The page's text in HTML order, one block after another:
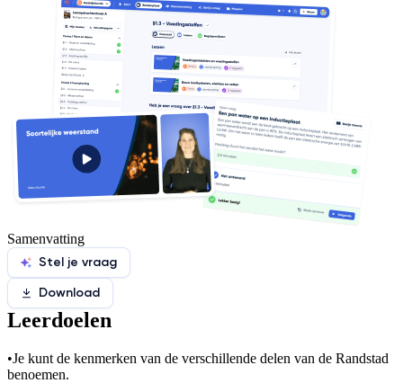
Samenvatting
Stel je vraag
Download
Leerdoelen
•Je kunt de kenmerken van de verschillende delen van de Randstad
benoemen.